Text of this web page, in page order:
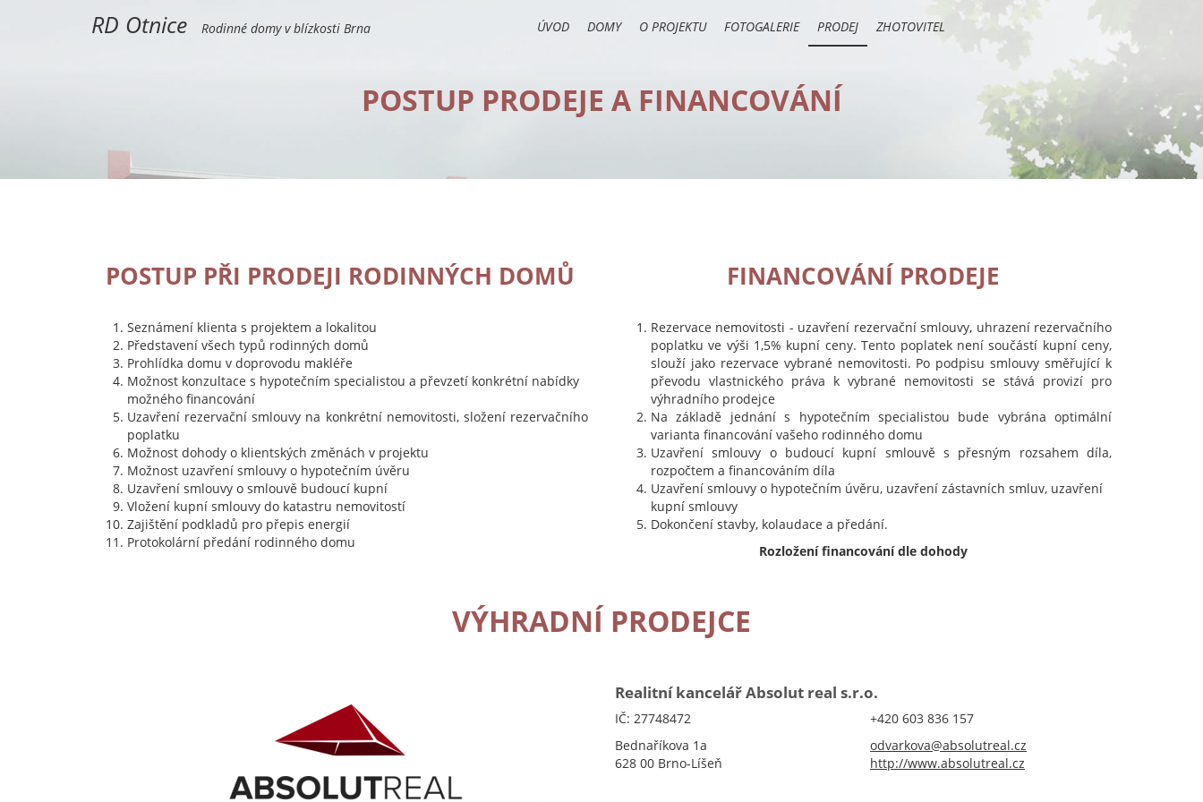
RD Otnice Rodinné domy v blízkosti Brna ÚVOD DOMY O PROJEKTU FOTOGALERIE PRODEJ ZHOTOVITEL
POSTUP PRODEJE A FINANCOVÁNÍ
POSTUP PŘI PRODEJI RODINNÝCH DOMŮ
Seznámení klienta s projektem a lokalitou
Představení všech typů rodinných domů
Prohlídka domu v doprovodu makléře
Možnost konzultace s hypotečním specialistou a převzetí konkrétní nabídky
možného financování
Uzavření rezervační smlouvy na konkrétní nemovitosti, složení rezervačního
poplatku
Možnost dohody o klientských změnách v projektu
Možnost uzavření smlouvy o hypotečním úvěru
Uzavření smlouvy o smlouvě budoucí kupní
Vložení kupní smlouvy do katastru nemovitostí
Zajištění podkladů pro přepis energií
Protokolární předání rodinného domu
FINANCOVÁNÍ PRODEJE
Rezervace nemovitosti - uzavření rezervační smlouvy, uhrazení rezervačního
poplatku ve výši 1,5% kupní ceny. Tento poplatek není součástí kupní ceny,
slouží jako rezervace vybrané nemovitosti. Po podpisu smlouvy směřující k
převodu vlastnického práva k vybrané nemovitosti se stává provizí pro
výhradního prodejce
Na základě jednání s hypotečním specialistou bude vybrána optimální
varianta financování vašeho rodinného domu
Uzavření smlouvy o budoucí kupní smlouvě s přesným rozsahem díla,
rozpočtem a financováním díla
Uzavření smlouvy o hypotečním úvěru, uzavření zástavních smluv, uzavření
kupní smlouvy
Dokončení stavby, kolaudace a předání.
Rozložení financování dle dohody
VÝHRADNÍ PRODEJCE
Realitní kancelář Absolut real s.r.o.
IČ: 27748472
Bednaříkova 1a
628 00 Brno-Líšeň
+420 603 836 157
odvarkova@absolutreal.cz
​http://www.absolutreal.cz